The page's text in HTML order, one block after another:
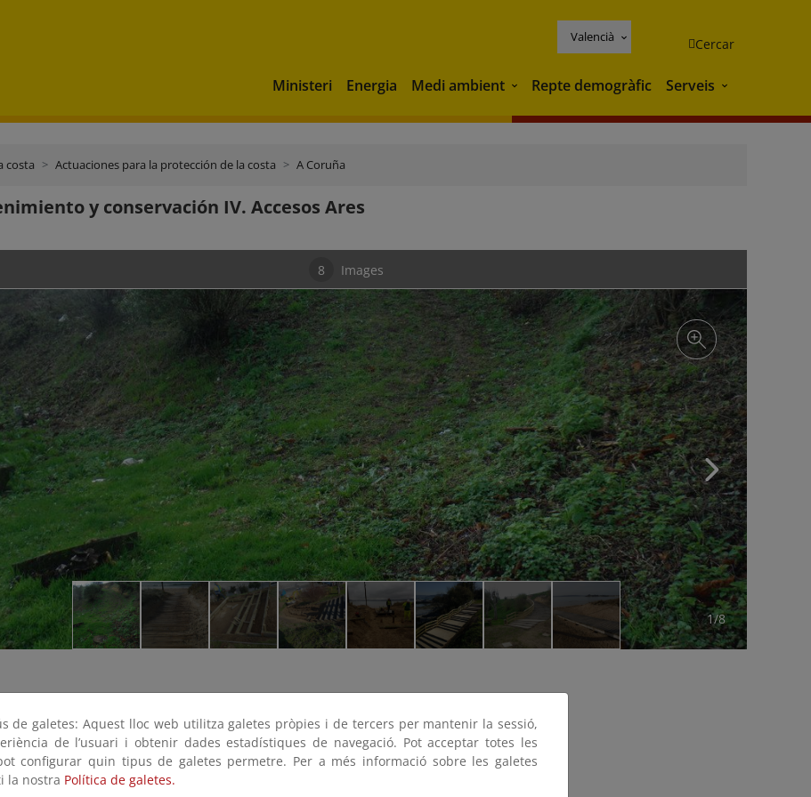
Valencià Cercar
Ministeri Energia Medi ambient Medi ambient
Repte demogràfic Serveis Serveis
costa Actuaciones para la protección de la costa A Coruña
y conservación IV. Accesos Ares
8 Images
1/8
de galetes: Aquest lloc web utilitza galetes pròpies i de tercers per mantenir la sessió,
de l’usuari i obtenir dades estadístiques de navegació. Pot acceptar totes les
configurar quin tipus de galetes permetre. Per a més informació sobre les galetes
la nostra Política de galetes.